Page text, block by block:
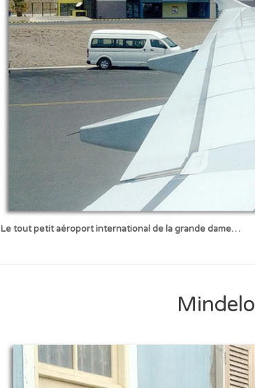
Le tout petit aéroport international de la grande dame…